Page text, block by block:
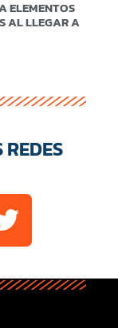
ELEMENTOS
AL LLEGAR A